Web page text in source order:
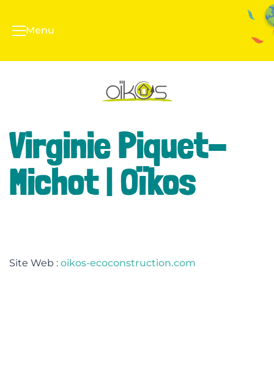
Menu
Virginie Piquet-
Michot | Oïkos
Site Web : oikos-ecoconstruction.com